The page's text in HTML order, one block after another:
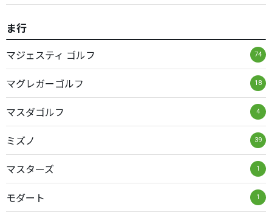
ま行
マジェスティ ゴルフ 74
マグレガーゴルフ 18
マスダゴルフ 4
ミズノ 39
マスターズ 1
モダート 1